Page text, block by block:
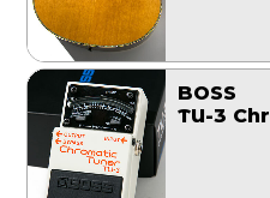
BOSS
TU-3